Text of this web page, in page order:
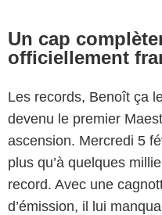
Un cap
officiellement
Les records, Benoît ça
devenu le premier
ascension. Mercredi 5
plus qu’à quelques
record. Avec une
d’émission, il lui